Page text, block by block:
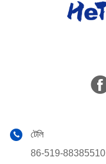
টেলি
86-519-88385510